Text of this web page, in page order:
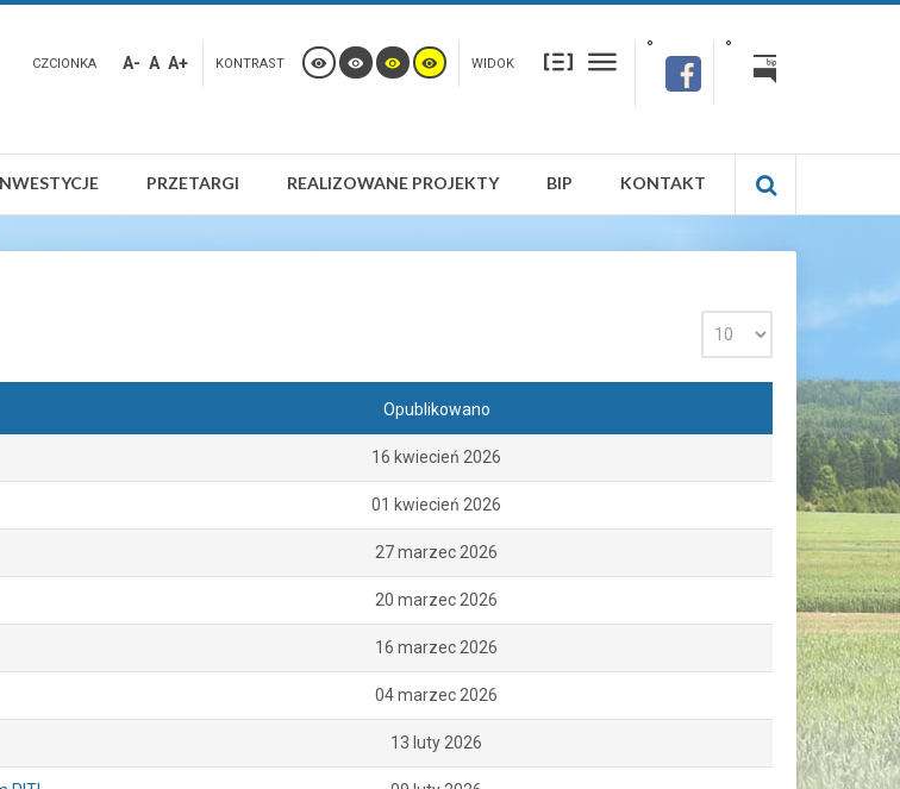
CZCIONKA A- A A+ KONTRAST WIDOK
PRZETARGI REALIZOWANE PROJEKTY BIP KONTAKT
Opublikowano
16 kwiecień 2026
01 kwiecień 2026
27 marzec 2026
20 marzec 2026
16 marzec 2026
04 marzec 2026
13 luty 2026